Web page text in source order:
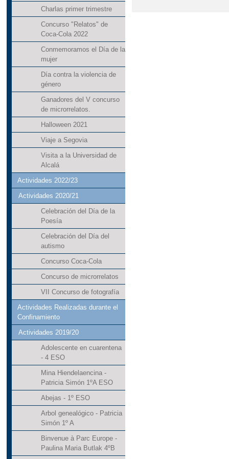
Charlas primer trimestre
Concurso "Relatos" de
Coca-Cola 2022
Conmemoramos el Día de la
mujer
Día contra la violencia de
género
Ganadores del V concurso
de microrrelatos.
Halloween 2021
Viaje a Segovia
Visita a la Universidad de
Alcalá
Actividades 2022/23
Actividades 2020/21
Celebración del Día de la
Poesía
Celebración del Día del
autismo
Concurso Coca-Cola
Concurso de microrrelatos
VII Concurso de fotografía
Actividades Realizadas durante el
Confinamiento
Actividades 2019/20
Adolescente en cuarentena
- 4 ESO
Mina Hiendelaencina -
Patricia Simón 1ºA ESO
Abejas - 1º ESO
Arbol genealógico - Patricia
Simón 1º A
Binvenue à Parc Europe -
Paulina Maria Butlak 4ºB